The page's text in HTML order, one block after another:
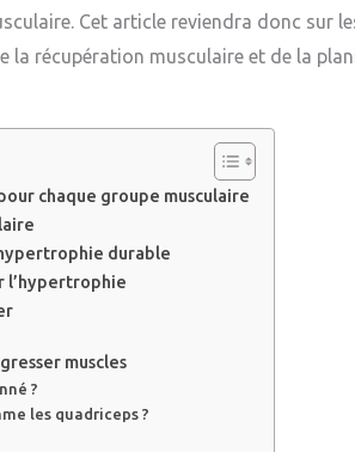
Cet article reviendra donc sur
la récupération musculaire et de la
chaque groupe musculaire
durable
l’hypertrophie
muscles
?
les quadriceps ?